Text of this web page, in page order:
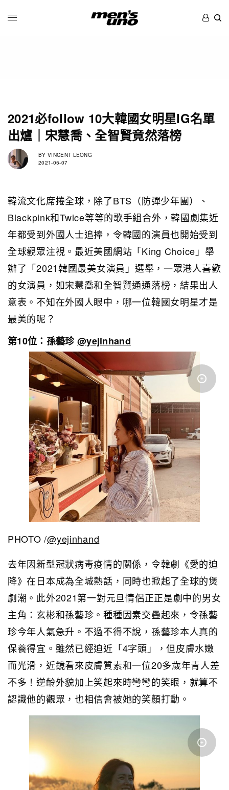
2021必follow 10大韓國女明星IG名單
出爐｜宋慧喬、全智賢竟然落榜
BY VINCENT LEONG
2021-05-07
韓流文化席捲全球，除了BTS（防彈少年團）、
Blackpink和Twice等等的歌手組合外，韓國劇集近
年都受到外國人士追捧，令韓國的演員也開始受到
全球觀眾注視。最近美國網站「King Choice」舉
辦了「2021韓國最美女演員」選舉，一眾港人喜歡
的女演員，如宋慧喬和全智賢通通落榜，結果出人
意表。不知在外國人眼中，哪一位韓國女明星才是
最美的呢？
第10位：孫藝珍@yejinhand
PHOTO /@yejinhand
去年因新型冠狀病毒疫情的關係，令韓劇《愛的迫
降》在日本成為全城熱話，同時也掀起了全球的煲
劇潮。此外2021第一對元旦情侶正正是劇中的男女
主角：玄彬和孫藝珍。種種因素交疊起來，令孫藝
珍今年人氣急升。不過不得不說，孫藝珍本人真的
保養得宜。雖然已經迫近「4字頭」，但皮膚水嫩
而光滑，近鏡看來皮膚質素和一位20多歲年青人差
不多！逆齡外貌加上笑起來時彎彎的笑眼，就算不
認識他的觀眾，也相信會被她的笑顏打動。